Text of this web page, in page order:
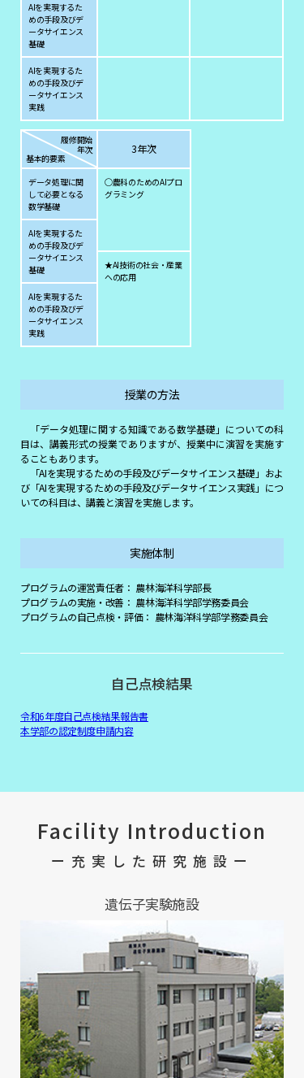
AIを実現するた
めの手段及びデ
ータサイエンス
基礎
AIを実現するた
めの手段及びデ
ータサイエンス
実践
履修開始
年次
基本的要素
3年次
データ処理に関
して必要となる
数学基礎
◯農科のためのAIプロ
グラミング
AIを実現するた
めの手段及びデ
ータサイエンス
基礎
★AI技術の社会・産業
への応用
AIを実現するた
めの手段及びデ
ータサイエンス
実践
授業の方法
「データ処理に関する知識である数学基礎」についての科
目は、講義形式の授業でありますが、授業中に演習を実施す
ることもあります。
「AIを実現するための手段及びデータサイエンス基礎」およ
び「AIを実現するための手段及びデータサイエンス実践」につ
いての科目は、講義と演習を実施します。
実施体制
プログラムの運営責任者： 農林海洋科学部長
プログラムの実施・改善： 農林海洋科学部学務委員会
プログラムの自己点検・評価： 農林海洋科学部学務委員会
自己点検結果
令和6年度自己点検結果報告書
本学部の認定制度申請内容
Facility Introduction
ー充実した研究施設ー
遺伝子実験施設